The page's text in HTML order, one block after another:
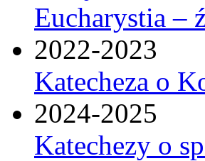
Eucharystia –
2022-2023
Katecheza o
2024-2025
Katechezy o